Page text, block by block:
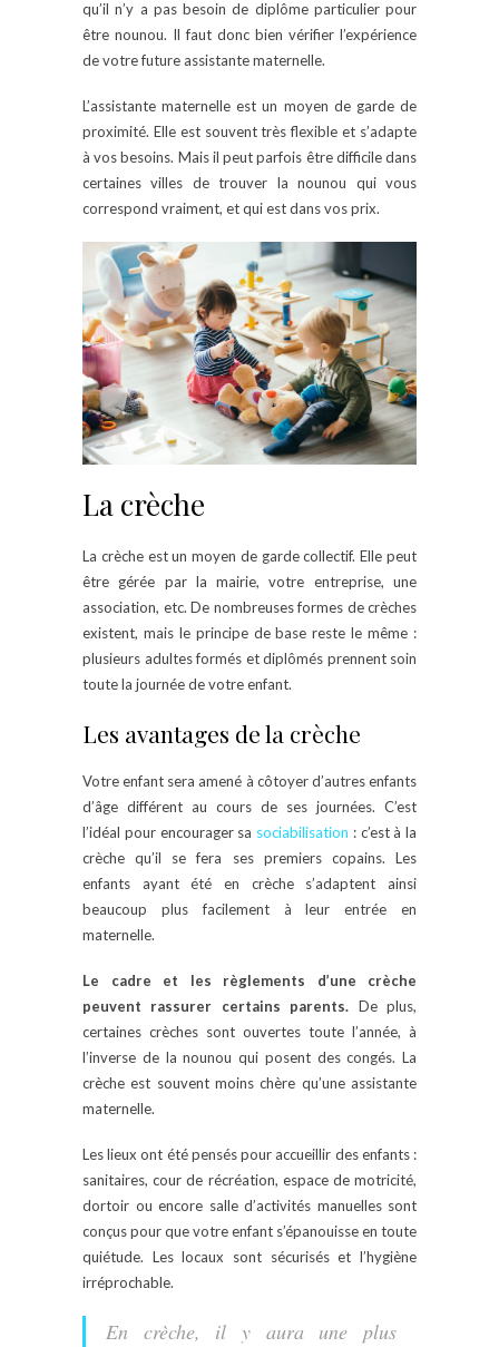
qu’il n’y a pas besoin de diplôme particulier pour
être nounou. Il faut donc bien vérifier l’expérience
de votre future assistante maternelle.
L’assistante maternelle est un moyen de garde de
proximité. Elle est souvent très flexible et s’adapte
à vos besoins. Mais il peut parfois être difficile dans
certaines villes de trouver la nounou qui vous
correspond vraiment, et qui est dans vos prix.
La crèche
La crèche est un moyen de garde collectif. Elle peut
être gérée par la mairie, votre entreprise, une
association, etc. De nombreuses formes de crèches
existent, mais le principe de base reste le même :
plusieurs adultes formés et diplômés prennent soin
toute la journée de votre enfant.
Les avantages de la crèche
Votre enfant sera amené à côtoyer d’autres enfants
d’âge différent au cours de ses journées. C’est
l’idéal pour encourager sa sociabilisation : c’est à la
crèche qu’il se fera ses premiers copains. Les
enfants ayant été en crèche s’adaptent ainsi
beaucoup plus facilement à leur entrée en
maternelle.
Le cadre et les règlements d’une crèche
peuvent rassurer certains parents. De plus,
certaines crèches sont ouvertes toute l’année, à
l’inverse de la nounou qui posent des congés. La
crèche est souvent moins chère qu’une assistante
maternelle.
Les lieux ont été pensés pour accueillir des enfants :
sanitaires, cour de récréation, espace de motricité,
dortoir ou encore salle d’activités manuelles sont
conçus pour que votre enfant s’épanouisse en toute
quiétude. Les locaux sont sécurisés et l’hygiène
irréprochable.
En crèche, il y aura une plus